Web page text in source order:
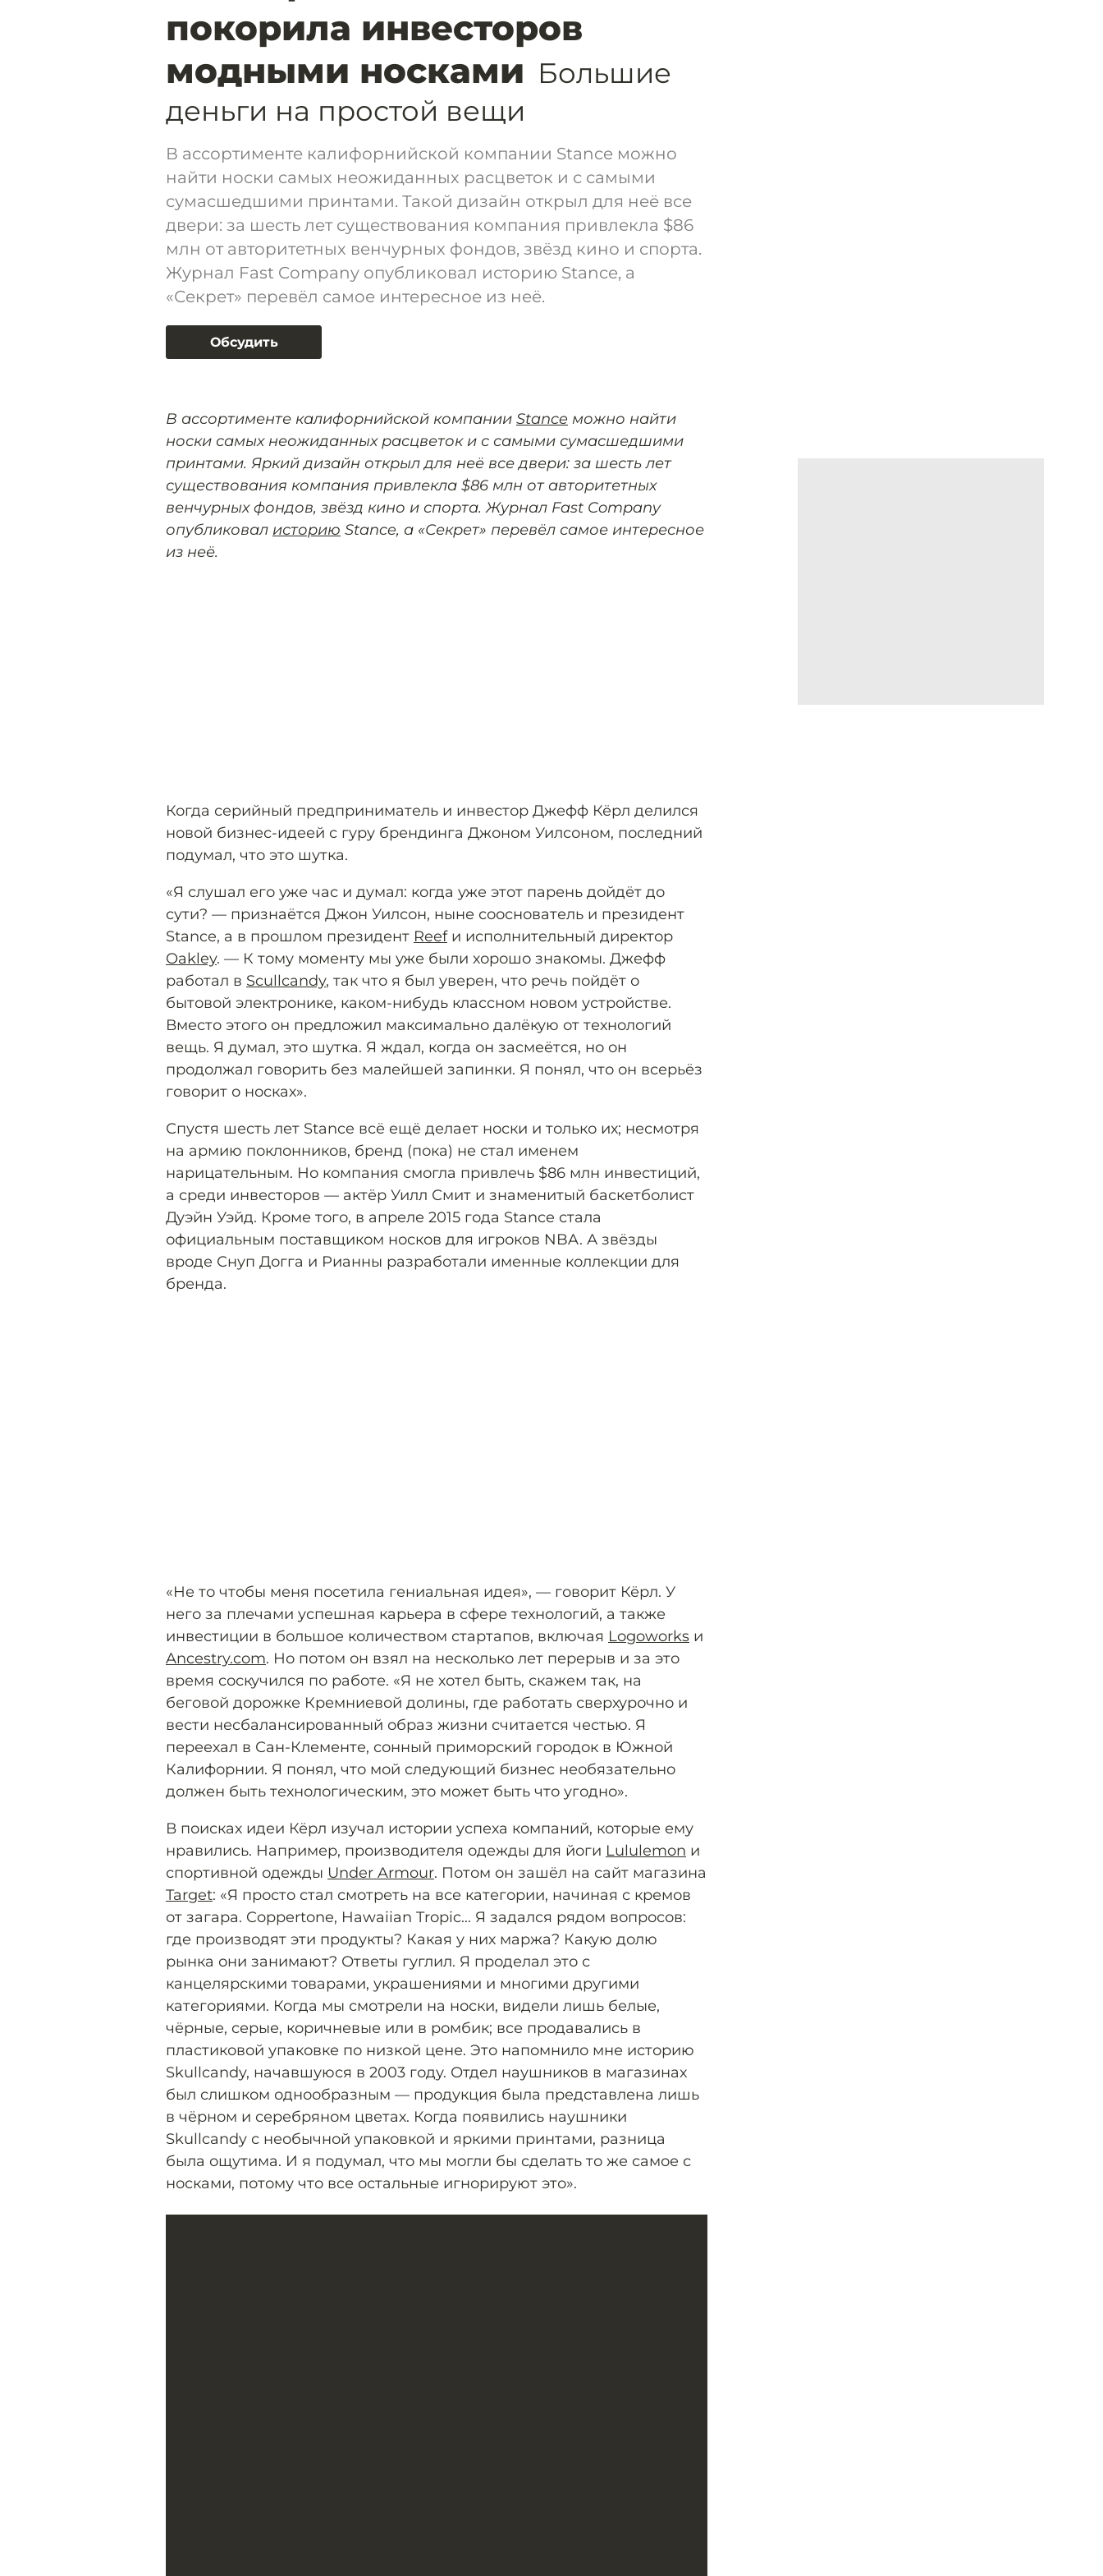
покорила инвесторов
модными носками Большие
деньги на простой вещи
В ассортименте калифорнийской компании Stance можно
найти носки самых неожиданных расцветок и с самыми
сумасшедшими принтами. Такой дизайн открыл для неё все
двери: за шесть лет существования компания привлекла $86
млн от авторитетных венчурных фондов, звёзд кино и спорта.
Журнал Fast Company опубликовал историю Stance, а
«Секрет» перевёл самое интересное из неё.
Обсудить
В ассортименте калифорнийской компании Stance можно найти
носки самых неожиданных расцветок и с самыми сумасшедшими
принтами. Яркий дизайн открыл для неё все двери: за шесть лет
существования компания привлекла $86 млн от авторитетных
венчурных фондов, звёзд кино и спорта. Журнал Fast Company
опубликовал историю Stance, а «Секрет» перевёл самое интересное
из неё.
Когда серийный предприниматель и инвестор Джефф Кёрл делился
новой бизнес-идеей с гуру брендинга Джоном Уилсоном, последний
подумал, что это шутка.
«Я слушал его уже час и думал: когда уже этот парень дойдёт до
сути? — признаётся Джон Уилсон, ныне сооснователь и президент
Stance, а в прошлом президент Reefи исполнительный директор
Oakley. — К тому моменту мы уже были хорошо знакомы. Джефф
работал в Scullcandy, так что я был уверен, что речь пойдёт о
бытовой электронике, каком-нибудь классном новом устройстве.
Вместо этого он предложил максимально далёкую от технологий
вещь. Я думал, это шутка. Я ждал, когда он засмеётся, но он
продолжал говорить без малейшей запинки. Я понял, что он всерьёз
говорит о носках».
Спустя шесть лет Stance всё ещё делает носки и только их; несмотря
на армию поклонников, бренд (пока) не стал именем
нарицательным. Но компания смогла привлечь $86 млн инвестиций,
а среди инвесторов — актёр Уилл Смит и знаменитый баскетболист
Дуэйн Уэйд. Кроме того, в апреле 2015 года Stance стала
официальным поставщиком носков для игроков NBA. А звёзды
вроде Снуп Догга и Рианны разработали именные коллекции для
бренда.
«Не то чтобы меня посетила гениальная идея», — говорит Кёрл. У
него за плечами успешная карьера в сфере технологий, а также
инвестиции в большое количеством стартапов, включая Logoworks и
Ancestry.com. Но потом он взял на несколько лет перерыв и за это
время соскучился по работе. «Я не хотел быть, скажем так, на
беговой дорожке Кремниевой долины, где работать сверхурочно и
вести несбалансированный образ жизни считается честью. Я
переехал в Сан-Клементе, сонный приморский городок в Южной
Калифорнии. Я понял, что мой следующий бизнес необязательно
должен быть технологическим, это может быть что угодно».
В поисках идеи Кёрл изучал истории успеха компаний, которые ему
нравились. Например, производителя одежды для йоги Lululemon и
спортивной одежды Under Armour. Потом он зашёл на сайт магазина
Target: «Я просто стал смотреть на все категории, начиная с кремов
от загара. Coppertone, Hawaiian Tropic... Я задался рядом вопросов:
где производят эти продукты? Какая у них маржа? Какую долю
рынка они занимают? Ответы гуглил. Я проделал это с
канцелярскими товарами, украшениями и многими другими
категориями. Когда мы смотрели на носки, видели лишь белые,
чёрные, серые, коричневые или в ромбик; все продавались в
пластиковой упаковке по низкой цене. Это напомнило мне историю
Skullcandy, начавшуюся в 2003 году. Отдел наушников в магазинах
был слишком однообразным — продукция была представлена лишь
в чёрном и серебряном цветах. Когда появились наушники
Skullcandy с необычной упаковкой и яркими принтами, разница
была ощутима. И я подумал, что мы могли бы сделать то же самое с
носками, потому что все остальные игнорируют это».